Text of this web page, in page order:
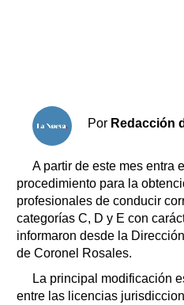
Por Redacción
A partir de este mes entra
procedimiento para la
profesionales de conducir
categorías C, D y E con
informaron desde la
de Coronel Rosales.
La principal modificación
entre las licencias